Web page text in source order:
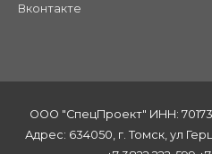
Вконтакте
ООО "СпецПроект" ИНН:
Адрес: 634050, г. Томск, ул